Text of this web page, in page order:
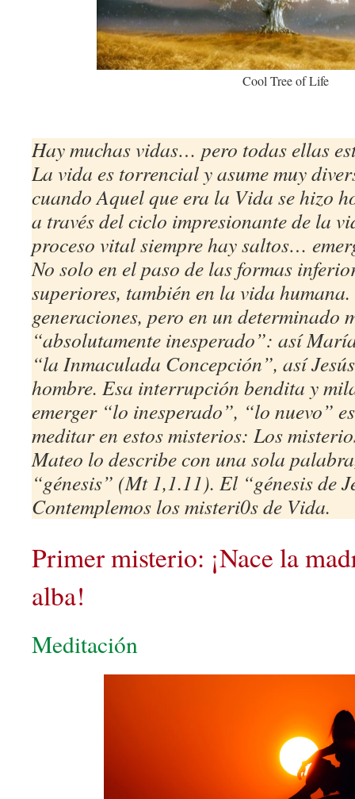
Cool Tree of Life
Hay muchas vidas… pero todas ellas
La vida es torrencial y asume muy
cuando Aquel que era la Vida se hizo
a través del ciclo impresionante de la
proceso vital siempre hay saltos…
No solo en el paso de las formas
superiores, también en la vida humana.
generaciones, pero en un determinado
“absolutamente inesperado”: así
“la Inmaculada Concepción”, así
hombre. Esa interrupción bendita y
emerger “lo inesperado”, “lo nuevo”
meditar en estos misterios: Los
Mateo lo describe con una sola
“génesis” (Mt 1,1.11). El “génesis de
Contemplemos los misteri0s de Vida.
Primer misterio: ¡Nace la
alba!
Meditación